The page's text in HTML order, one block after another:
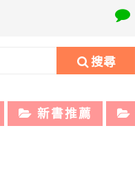
搜尋
新書推薦